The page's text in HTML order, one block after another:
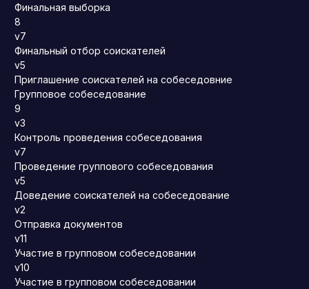
Финальная выборка
8
v7
Финальный отбор соискателей
v5
Приглашение соискателей на собеседовние
Групповое собеседование
9
v3
Контроль проведения собеседования
v7
Проведение группового собеседования
v5
Доведение соискателей на собеседование
v2
Отправка документов
v11
Участие в групповом собеседовании
v10
Участие в групповом собеседовании